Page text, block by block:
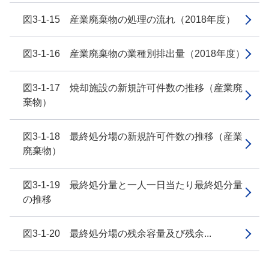
図3-1-15 産業廃棄物の処理の流れ（2018年度）
図3-1-16 産業廃棄物の業種別排出量（2018年度）
図3-1-17 焼却施設の新規許可件数の推移（産業廃
棄物）
図3-1-18 最終処分場の新規許可件数の推移（産業
廃棄物）
図3-1-19 最終処分量と一人一日当たり最終処分量
の推移
図3-1-20 最終処分場の残余容量及び残余...